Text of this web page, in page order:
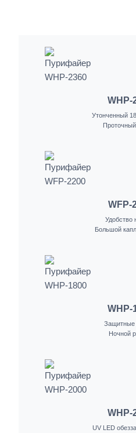
WHP-
Утонченный
WFP-
Удобство
Большой
WHP-
Защитные
Ночной
WHP-
UV LED